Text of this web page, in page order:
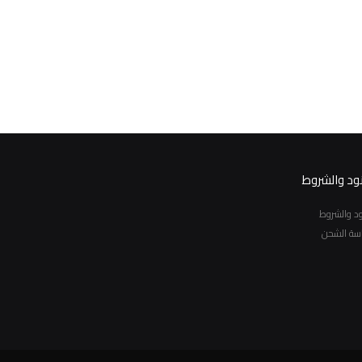
والشروط
والشروط
الشحن